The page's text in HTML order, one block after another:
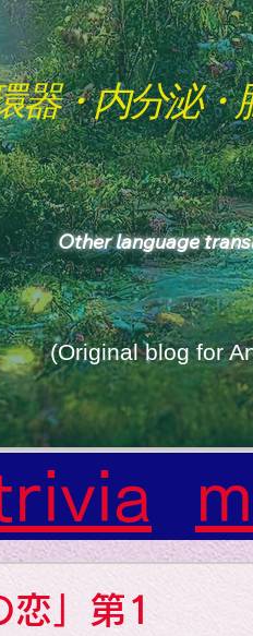
器・内分泌・
Other language
(Original blog for
界
恋」第1